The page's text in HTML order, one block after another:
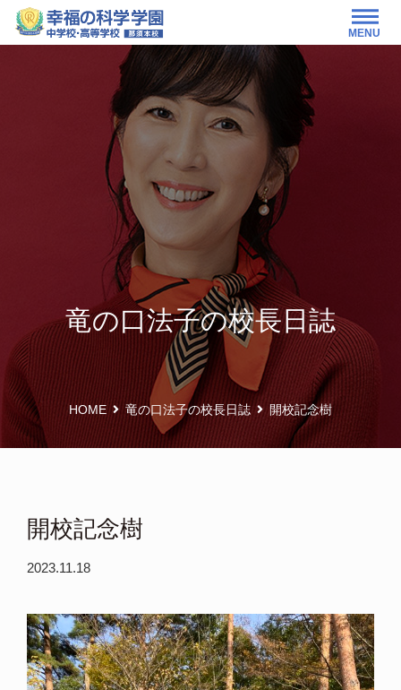
MENU
竜の口法子の校長日誌
HOME 竜の口法子の校長日誌 開校記念樹
開校記念樹
2023.11.18